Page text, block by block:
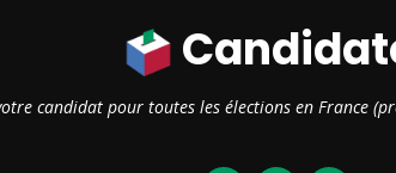
candidat pour toutes les élections en France